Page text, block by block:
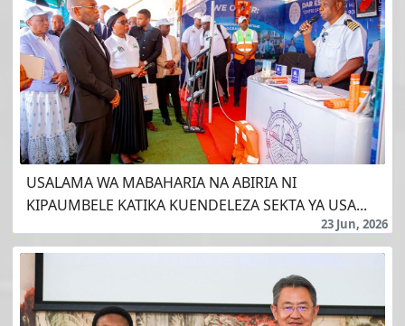
USALAMA WA MABAHARIA NA ABIRIA NI
KIPAUMBELE KATIKA KUENDELEZA SEKTA YA USA...
23 Jun, 2026